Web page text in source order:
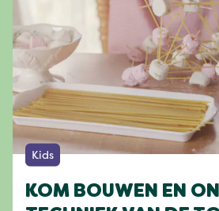
Kids
KOM BOUWEN EN